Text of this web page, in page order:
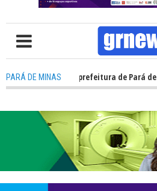
PARÁ DE MINAS
TV: Concurso da prefeitura de Pará de